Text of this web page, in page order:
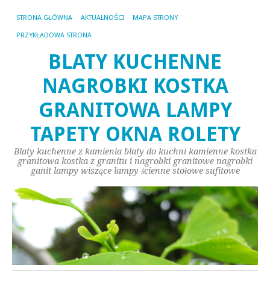
STRONA GŁÓWNA AKTUALNOŚCI MAPA STRONY
PRZYKŁADOWA STRONA
BLATY KUCHENNE
NAGROBKI KOSTKA
GRANITOWA LAMPY
TAPETY OKNA ROLETY
Blaty kuchenne z kamienia blaty do kuchni kamienne kostka
granitowa kostka z granitu i nagrobki granitowe nagrobki
ganit lampy wiszące lampy ścienne stołowe sufitowe